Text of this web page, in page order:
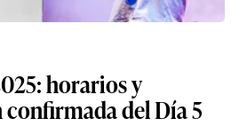
horarios y
del Día 5